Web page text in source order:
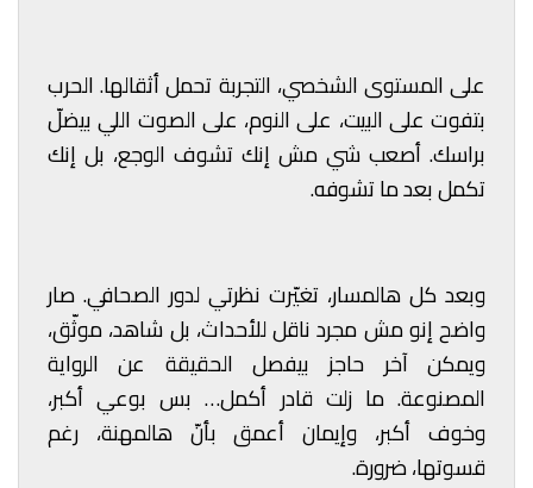
على المستوى الشخصي، التجربة تحمل أثقالها. الحرب
بتفوت على البيت، على النوم، على الصوت اللي بيضلّ
براسك. أصعب شي مش إنك تشوف الوجع، بل إنك
تكمل بعد ما تشوفه.
وبعد كل هالمسار، تغيّرت نظرتي لدور الصحافي. صار
واضح إنو مش مجرد ناقل للأحداث، بل شاهد، موثّق،
ويمكن آخر حاجز بيفصل الحقيقة عن الرواية
المصنوعة. ما زلت قادر أكمل… بس بوعي أكبر،
وخوف أكبر، وإيمان أعمق بأنّ هالمهنة، رغم
قسوتها، ضرورة.